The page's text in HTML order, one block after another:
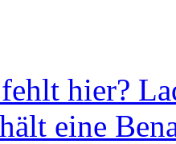
hier?
eine